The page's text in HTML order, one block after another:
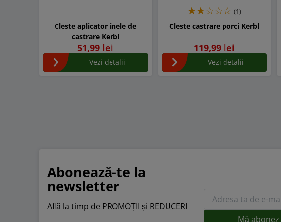
Cleste aplicator inele de
castrare Kerbl
51,99 lei
Vezi detalii
(1)
Cleste castrare porci Kerbl
119,99 lei
Vezi detalii
Abonează-te la
newsletter
Află la timp de PROMOȚII și REDUCERI